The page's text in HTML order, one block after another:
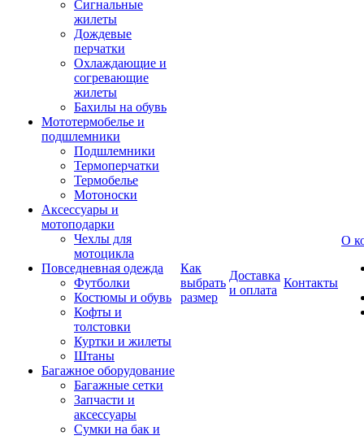
Сигнальные
жилеты
Дождевые
перчатки
Охлаждающие и
согревающие
жилеты
Бахилы на обувь
Мототермобелье и
подшлемники
Подшлемники
Термоперчатки
Термобелье
Мотоноски
Аксессуары и
мотоподарки
Чехлы для
мотоцикла
Повседневная одежда
Футболки
Костюмы и обувь
Кофты и
толстовки
Куртки и жилеты
Штаны
Багажное оборудование
Багажные сетки
Запчасти и
аксессуары
Сумки на бак и
Как
выбрать
размер
Доставка
и оплата
Контакты
О